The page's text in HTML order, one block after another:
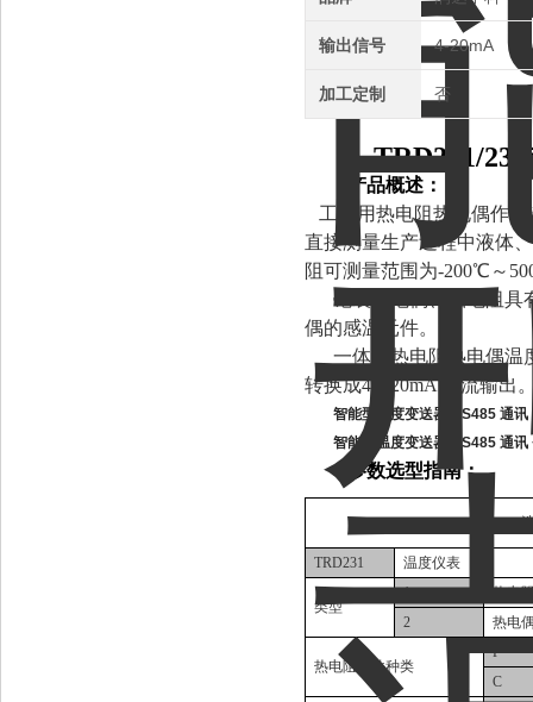
输出信号 4-20mA
加工定制 否
TRD231/
产品概述：
工业用热电阻热电偶作
直接测量生产过程中液体
阻可测量范围为-200℃～
铠装热电偶、铂电阻具
偶的感温元件。
一体化热电阻热电偶温
转换成4～20mA 电流输出
智能型温度变送器 RS485 通讯
智能型温度变送器 RS485 通讯
参数选型指南：
TRD231 温度仪表
类型
1
热电
2
热电
热电阻元件种类
P
C